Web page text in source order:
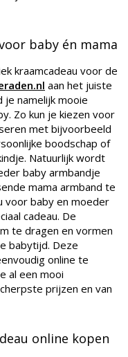
baby én mama
kraamcadeau voor de
aan het juiste
je namelijk mooie
Zo kun je kiezen voor
met bijvoorbeeld
boodschap of
Natuurlijk wordt
baby armbandje
mama armband te
voor baby en moeder
cadeau. De
te dragen en vormen
babytijd. Deze
online te
al een mooi
prijzen en van
online kopen